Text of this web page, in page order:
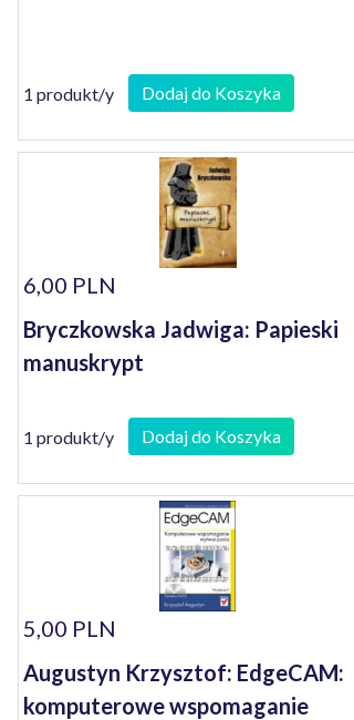
1 produkt/y Dodaj do Koszyka
6,00 PLN
Bryczkowska Jadwiga: Papieski
manuskrypt
1 produkt/y Dodaj do Koszyka
5,00 PLN
Augustyn Krzysztof: EdgeCAM:
komputerowe wspomaganie